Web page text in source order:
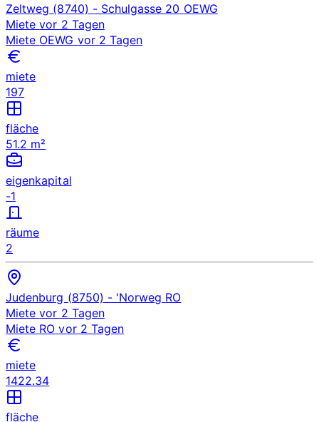
Zeltweg (8740) - Schulgasse 20 OEWG
Miete vor 2 Tagen
Miete OEWG vor 2 Tagen
miete
197
fläche
51.2 m²
eigenkapital
-1
räume
2
Judenburg (8750) - 'Norweg RO
Miete vor 2 Tagen
Miete RO vor 2 Tagen
miete
1422.34
fläche